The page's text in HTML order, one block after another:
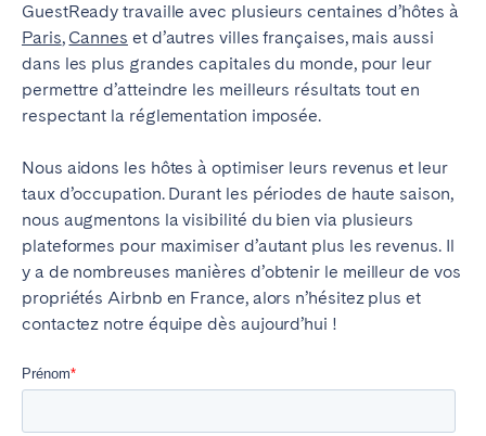
GuestReady travaille avec plusieurs centaines d’hôtes à
Paris, Cannes et d’autres villes françaises, mais aussi
dans les plus grandes capitales du monde, pour leur
permettre d’atteindre les meilleurs résultats tout en
respectant la réglementation imposée.
Nous aidons les hôtes à optimiser leurs revenus et leur
taux d’occupation. Durant les périodes de haute saison,
nous augmentons la visibilité du bien via plusieurs
plateformes pour maximiser d’autant plus les revenus. Il
y a de nombreuses manières d’obtenir le meilleur de vos
propriétés Airbnb en France, alors n’hésitez plus et
contactez notre équipe dès aujourd’hui !